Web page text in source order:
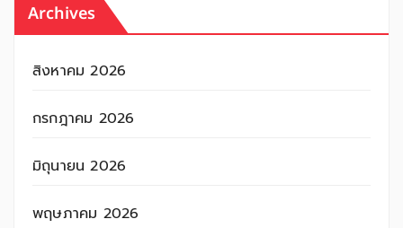
Archives
สิงหาคม 2026
กรกฎาคม 2026
มิถุนายน 2026
พฤษภาคม 2026